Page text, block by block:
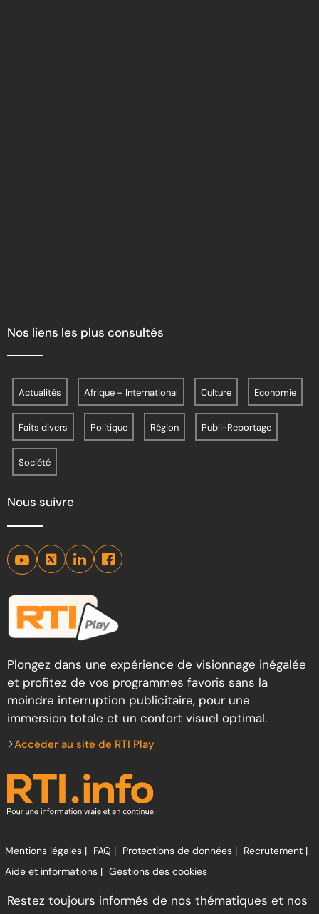
Nos liens les plus consultés
Actualités Afrique – International Culture Economie
Faits divers Politique Région Publi-Reportage
Société
Nous suivre
Plongez dans une expérience de visionnage inégalée
et profitez de vos programmes favoris sans la
moindre interruption publicitaire, pour une
immersion totale et un confort visuel optimal.
Accéder au site de RTI Play
Mentions légales | FAQ | Protections de données | Recrutement |
Aide et informations | Gestions des cookies
Restez toujours informés de nos thématiques et nos